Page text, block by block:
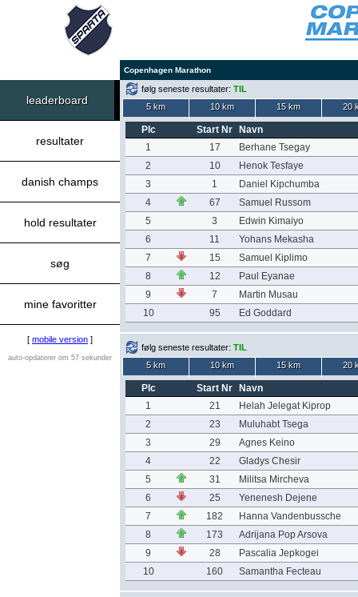
Copenhagen Marathon
leaderboard
resultater
danish champs
hold resultater
søg
mine favoritter
[ mobile version ]
auto-opdaterer om 57 sekunder
følg seneste resultater: TIL
5 km
10 km 15 km 20
Plc Start Nr
Navn
1
17
Berhane Tsegay
2
10
Henok Tesfaye
3
1
Daniel Kipchumba
4
67
Samuel Russom
5
3
Edwin Kimaiyo
6
11
Yohans Mekasha
7
15
Samuel Kiplimo
8
12
Paul Eyanae
9
7
Martin Musau
10
95 Ed Goddard
følg seneste resultater: TIL
5 km
10 km 15 km 20
Plc Start Nr
Navn
1
21
Helah Jelegat Kiprop
2
23
Muluhabt Tsega
3
29
Agnes Keino
4
22
Gladys Chesir
5
31
Militsa Mircheva
6
25
Yenenesh Dejene
7
182
Hanna Vandenbussche
8
173
Adrijana Pop Arsova
9
28
Pascalia Jepkogei
10
160 Samantha Fecteau